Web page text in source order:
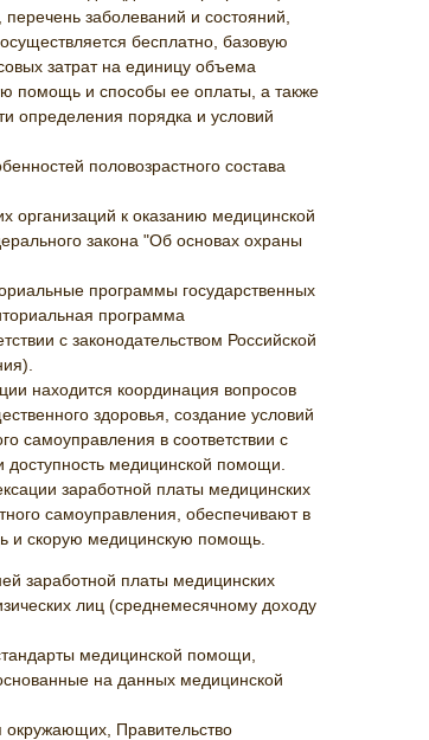
заболеваний и состояний,
бесплатно, базовую
затрат на единицу объема
помощь и способы ее оплаты, а также
определения порядка и условий
половозрастного состава
организаций к оказанию медицинской
закона "Об основах охраны
программы государственных
программа
с законодательством Российской
находится координация вопросов
здоровья, создание условий
самоуправления в соответствии с
медицинской помощи.
заработной платы медицинских
самоуправления, обеспечивают в
и скорую медицинскую помощь.
заработной платы медицинских
лиц (среднемесячному доходу
медицинской помощи,
на данных медицинской
окружающих, Правительство